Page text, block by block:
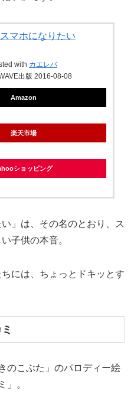
マホになりたい
with カエレバ
出版 2016-08-08
Amazon
楽天市場
ショッピング
」は、その名のとおり、ス
子供の本音。
には、ちょっとドキッとす
のこぶた」のパロディー絵
」。